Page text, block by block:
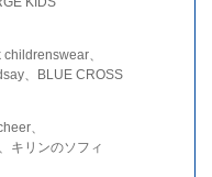
、
、BLUE CROSS
、
キリンのソフィ